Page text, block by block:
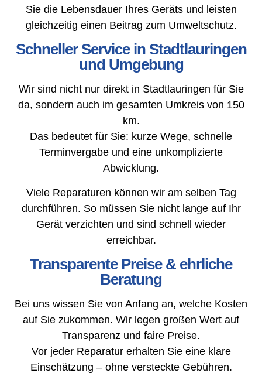
Sie die Lebensdauer Ihres Geräts und leisten
gleichzeitig einen Beitrag zum Umweltschutz.
Schneller Service in Stadtlauringen
und Umgebung
Wir sind nicht nur direkt in Stadtlauringen für Sie
da, sondern auch im gesamten Umkreis von 150
km.
Das bedeutet für Sie: kurze Wege, schnelle
Terminvergabe und eine unkomplizierte
Abwicklung.
Viele Reparaturen können wir am selben Tag
durchführen. So müssen Sie nicht lange auf Ihr
Gerät verzichten und sind schnell wieder
erreichbar.
Transparente Preise & ehrliche
Beratung
Bei uns wissen Sie von Anfang an, welche Kosten
auf Sie zukommen. Wir legen großen Wert auf
Transparenz und faire Preise.
Vor jeder Reparatur erhalten Sie eine klare
Einschätzung – ohne versteckte Gebühren.